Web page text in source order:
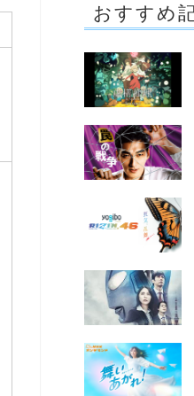
おすすめ